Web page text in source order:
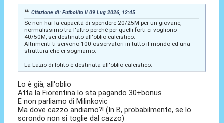
Citazione di: Futbolito il 09 Lug 2026, 12:45
Se non hai la capacità di spendere 20/25M per un giovane,
normalissimo tra l'altro perché per quelli forti ci vogliono
40/50M, sei destinato all'oblio calcistico.
Altrimenti ti servono 100 osservatori in tutto il mondo ed una
struttura che ci sogniamo.
La Lazio di lotito è destinata all'oblio calcistico.
Lo è già, all'oblio
Atta la Fiorentina lo sta pagando 30+bonus
E non parliamo di Milinkovic
Ma dove cazzo andiamo?! (In B, probabilmente, se lo
scrondo non si toglie dal cazzo)